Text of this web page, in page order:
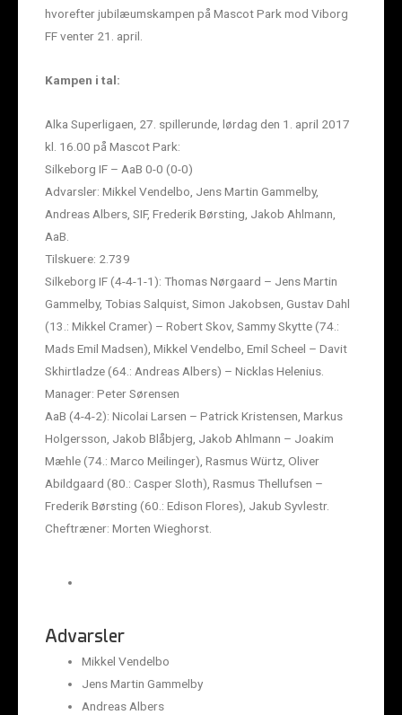
hvorefter jubilæumskampen på Mascot Park mod Viborg
FF venter 21. april.
Kampen i tal:
Alka Superligaen, 27. spillerunde, lørdag den 1. april 2017
kl. 16.00 på Mascot Park:
Silkeborg IF – AaB 0-0 (0-0)
Advarsler: Mikkel Vendelbo, Jens Martin Gammelby,
Andreas Albers, SIF, Frederik Børsting, Jakob Ahlmann,
AaB.
Tilskuere: 2.739
Silkeborg IF (4-4-1-1): Thomas Nørgaard – Jens Martin
Gammelby, Tobias Salquist, Simon Jakobsen, Gustav Dahl
(13.: Mikkel Cramer) – Robert Skov, Sammy Skytte (74.:
Mads Emil Madsen), Mikkel Vendelbo, Emil Scheel – Davit
Skhirtladze (64.: Andreas Albers) – Nicklas Helenius.
Manager: Peter Sørensen
AaB (4-4-2): Nicolai Larsen – Patrick Kristensen, Markus
Holgersson, Jakob Blåbjerg, Jakob Ahlmann – Joakim
Mæhle (74.: Marco Meilinger), Rasmus Würtz, Oliver
Abildgaard (80.: Casper Sloth), Rasmus Thellufsen –
Frederik Børsting (60.: Edison Flores), Jakub Syvlestr.
Cheftræner: Morten Wieghorst.
Advarsler
Mikkel Vendelbo
Jens Martin Gammelby
Andreas Albers